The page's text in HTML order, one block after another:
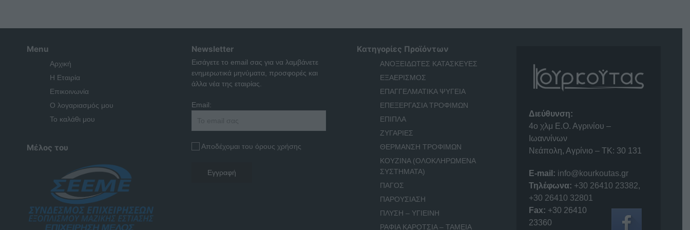
Menu
Αρχική
Η Εταιρία
Επικοινωνία
Ο λογαριασμός μου
Το καλάθι μου
Μέλος του
Newsletter
Εισάγετε το email σας για να λαμβάνετε
ενημερωτικά μηνύματα, προσφορές και
άλλα νέα της εταιρίας.
Email:
Αποδέχομαι του όρους χρήσης
Κατηγορίες Προϊόντων
ΑΝΟΞΕΙΔΩΤΕΣ ΚΑΤΑΣΚΕΥΕΣ
ΕΞΑΕΡΙΣΜΟΣ
ΕΠΑΓΓΕΛΜΑΤΙΚΑ ΨΥΓΕΙΑ
ΕΠΕΞΕΡΓΑΣΙΑ ΤΡΟΦΙΜΩΝ
ΕΠΙΠΛΑ
ΖΥΓΑΡΙΕΣ
ΘΕΡΜΑΝΣΗ ΤΡΟΦΙΜΩΝ
ΚΟΥΖΙΝΑ (ΟΛΟΚΛΗΡΩΜΕΝΑ
ΣΥΣΤΗΜΑΤΑ)
ΠΑΓΟΣ
ΠΑΡΟΥΣΙΑΣΗ
ΠΛΥΣΗ – ΥΓΙΕΙΝΗ
ΡΑΦΙΑ ΚΑΡΟΤΣΙΑ – ΤΑΜΕΙΑ
Διεύθυνση:
4o χλμ Ε.Ο. Αγρινίου –
Ιωαννίνων
Νεάπολη, Αγρίνιο – ΤΚ: 30 131
E-mail: info@kourkoutas.gr
Τηλέφωνα: +30 26410 23382,
+30 26410 32801
Fax: +30 26410
23360